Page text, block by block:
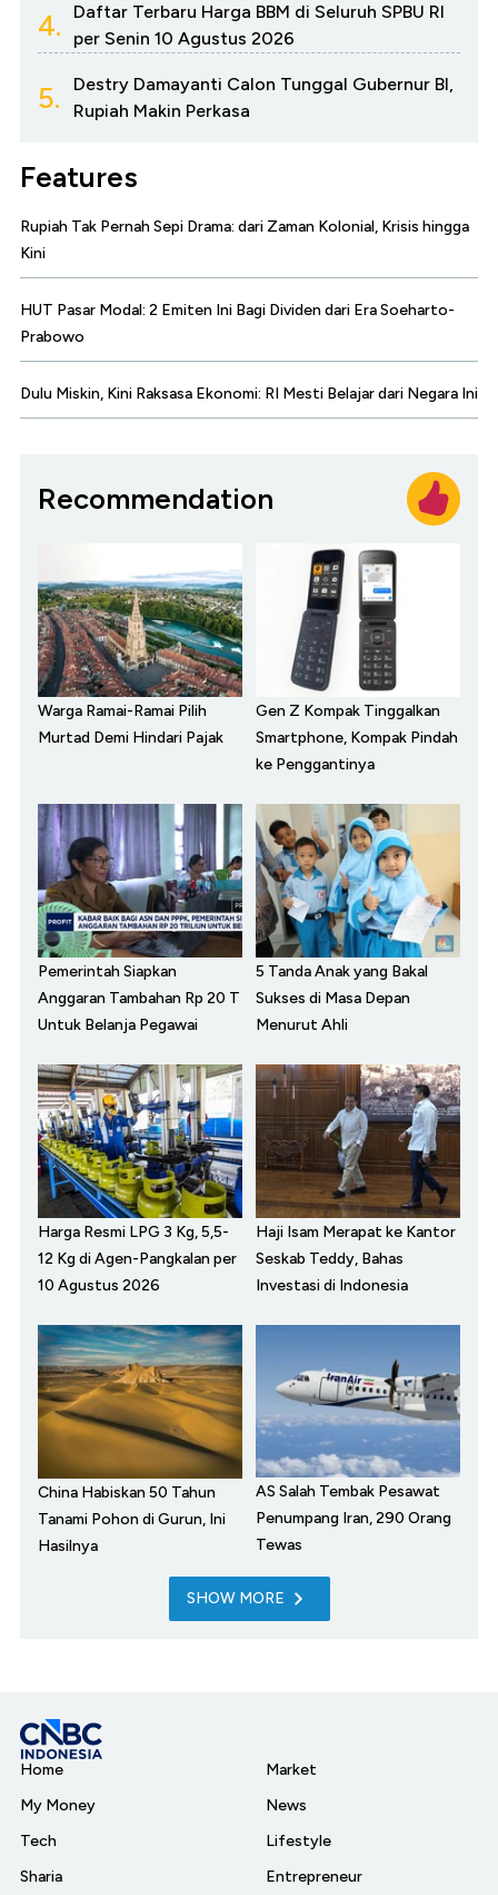
4.
Daftar Terbaru Harga BBM di Seluruh SPBU RI
per Senin 10 Agustus 2026
5.
Destry Damayanti Calon Tunggal Gubernur BI,
Rupiah Makin Perkasa
Features
Rupiah Tak Pernah Sepi Drama: dari Zaman Kolonial, Krisis hingga
Kini
HUT Pasar Modal: 2 Emiten Ini Bagi Dividen dari Era Soeharto-
Prabowo
Dulu Miskin, Kini Raksasa Ekonomi: RI Mesti Belajar dari Negara Ini
Recommendation
Warga Ramai-Ramai Pilih
Murtad Demi Hindari Pajak
Gen Z Kompak Tinggalkan
Smartphone, Kompak Pindah
ke Penggantinya
Pemerintah Siapkan
Anggaran Tambahan Rp 20 T
Untuk Belanja Pegawai
5 Tanda Anak yang Bakal
Sukses di Masa Depan
Menurut Ahli
Harga Resmi LPG 3 Kg, 5,5-
12 Kg di Agen-Pangkalan per
10 Agustus 2026
Haji Isam Merapat ke Kantor
Seskab Teddy, Bahas
Investasi di Indonesia
China Habiskan 50 Tahun
Tanami Pohon di Gurun, Ini
Hasilnya
AS Salah Tembak Pesawat
Penumpang Iran, 290 Orang
Tewas
SHOW MORE
Home
My Money
Tech
Sharia
Market
News
Lifestyle
Entrepreneur